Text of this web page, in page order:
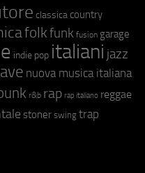
classica country
folkfunk fusion garage
indie pop italiani jazz
nuova musica italiana
r&b rap rap italiano reggae
stoner swing trap